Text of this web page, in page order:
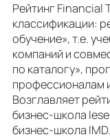
Рейтинг Financial
классификации:
обучение», т.е.
компаний и
по каталогу»,
профессионалам
Возглавляет
бизнес-школа
бизнес-школа IMD.